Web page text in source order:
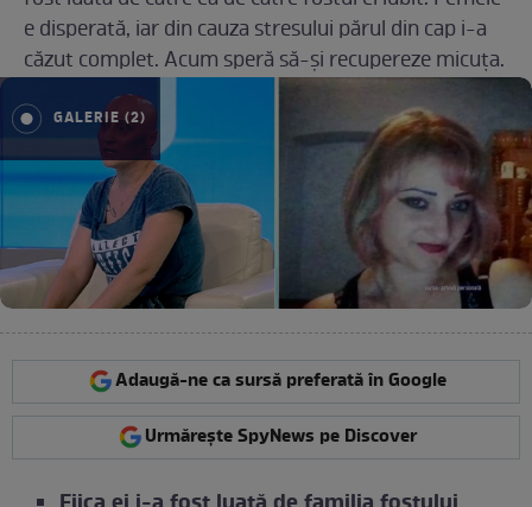
e disperată, iar din cauza stresului părul din cap i-a
căzut complet. Acum speră să-și recupereze micuța.
GALERIE (2)
Adaugă-ne ca sursă preferată în Google
Urmărește SpyNews pe Discover